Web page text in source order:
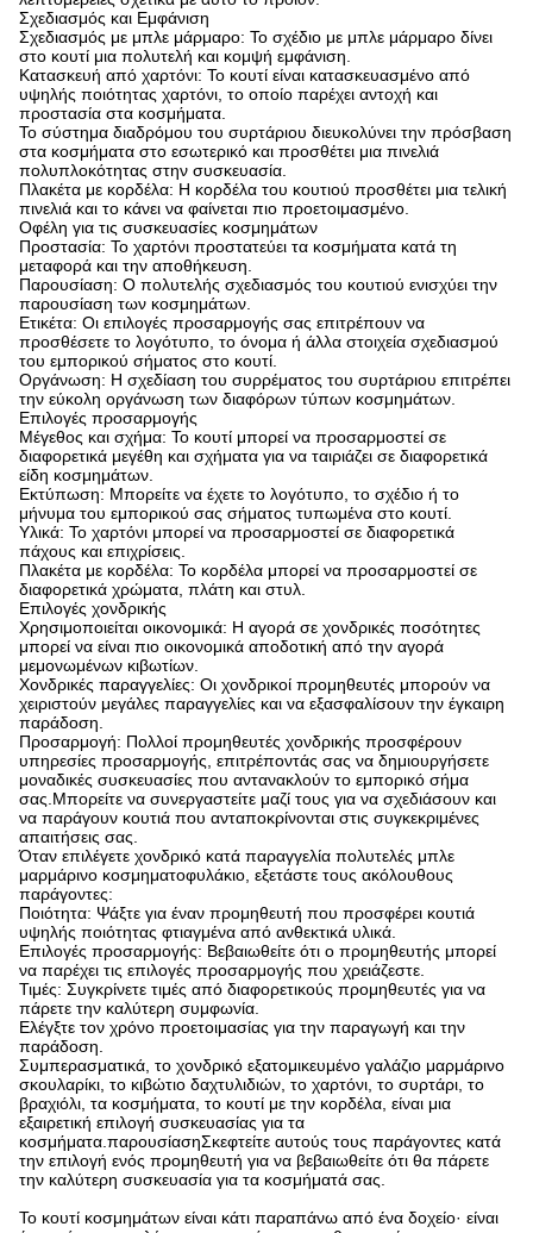
Σχεδιασμός και Εμφάνιση
Σχεδιασμός με μπλε μάρμαρο: Το σχέδιο με μπλε μάρμαρο δίνει
στο κουτί μια πολυτελή και κομψή εμφάνιση.
Κατασκευή από χαρτόνι: Το κουτί είναι κατασκευασμένο από
υψηλής ποιότητας χαρτόνι, το οποίο παρέχει αντοχή και
προστασία στα κοσμήματα.
Το σύστημα διαδρόμου του συρτάριου διευκολύνει την πρόσβαση
στα κοσμήματα στο εσωτερικό και προσθέτει μια πινελιά
πολυπλοκότητας στην συσκευασία.
Πλακέτα με κορδέλα: Η κορδέλα του κουτιού προσθέτει μια τελική
πινελιά και το κάνει να φαίνεται πιο προετοιμασμένο.
Οφέλη για τις συσκευασίες κοσμημάτων
Προστασία: Το χαρτόνι προστατεύει τα κοσμήματα κατά τη
μεταφορά και την αποθήκευση.
Παρουσίαση: Ο πολυτελής σχεδιασμός του κουτιού ενισχύει την
παρουσίαση των κοσμημάτων.
Ετικέτα: Οι επιλογές προσαρμογής σας επιτρέπουν να
προσθέσετε το λογότυπο, το όνομα ή άλλα στοιχεία σχεδιασμού
του εμπορικού σήματος στο κουτί.
Οργάνωση: Η σχεδίαση του συρρέματος του συρτάριου επιτρέπει
την εύκολη οργάνωση των διαφόρων τύπων κοσμημάτων.
Επιλογές προσαρμογής
Μέγεθος και σχήμα: Το κουτί μπορεί να προσαρμοστεί σε
διαφορετικά μεγέθη και σχήματα για να ταιριάζει σε διαφορετικά
είδη κοσμημάτων.
Εκτύπωση: Μπορείτε να έχετε το λογότυπο, το σχέδιο ή το
μήνυμα του εμπορικού σας σήματος τυπωμένα στο κουτί.
Υλικά: Το χαρτόνι μπορεί να προσαρμοστεί σε διαφορετικά
πάχους και επιχρίσεις.
Πλακέτα με κορδέλα: Το κορδέλα μπορεί να προσαρμοστεί σε
διαφορετικά χρώματα, πλάτη και στυλ.
Επιλογές χονδρικής
Χρησιμοποιείται οικονομικά: Η αγορά σε χονδρικές ποσότητες
μπορεί να είναι πιο οικονομικά αποδοτική από την αγορά
μεμονωμένων κιβωτίων.
Χονδρικές παραγγελίες: Οι χονδρικοί προμηθευτές μπορούν να
χειριστούν μεγάλες παραγγελίες και να εξασφαλίσουν την έγκαιρη
παράδοση.
Προσαρμογή: Πολλοί προμηθευτές χονδρικής προσφέρουν
υπηρεσίες προσαρμογής, επιτρέποντάς σας να δημιουργήσετε
μοναδικές συσκευασίες που αντανακλούν το εμπορικό σήμα
σας.Μπορείτε να συνεργαστείτε μαζί τους για να σχεδιάσουν και
να παράγουν κουτιά που ανταποκρίνονται στις συγκεκριμένες
απαιτήσεις σας.
Όταν επιλέγετε χονδρικό κατά παραγγελία πολυτελές μπλε
μαρμάρινο κοσμηματοφυλάκιο, εξετάστε τους ακόλουθους
παράγοντες:
Ποιότητα: Ψάξτε για έναν προμηθευτή που προσφέρει κουτιά
υψηλής ποιότητας φτιαγμένα από ανθεκτικά υλικά.
Επιλογές προσαρμογής: Βεβαιωθείτε ότι ο προμηθευτής μπορεί
να παρέχει τις επιλογές προσαρμογής που χρειάζεστε.
Τιμές: Συγκρίνετε τιμές από διαφορετικούς προμηθευτές για να
πάρετε την καλύτερη συμφωνία.
Ελέγξτε τον χρόνο προετοιμασίας για την παραγωγή και την
παράδοση.
Συμπερασματικά, το χονδρικό εξατομικευμένο γαλάζιο μαρμάρινο
σκουλαρίκι, το κιβώτιο δαχτυλιδιών, το χαρτόνι, το συρτάρι, το
βραχιόλι, τα κοσμήματα, το κουτί με την κορδέλα, είναι μια
εξαιρετική επιλογή συσκευασίας για τα
κοσμήματα.παρουσίασηΣκεφτείτε αυτούς τους παράγοντες κατά
την επιλογή ενός προμηθευτή για να βεβαιωθείτε ότι θα πάρετε
την καλύτερη συσκευασία για τα κοσμήματά σας.
Το κουτί κοσμημάτων είναι κάτι παραπάνω από ένα δοχείο· είναι